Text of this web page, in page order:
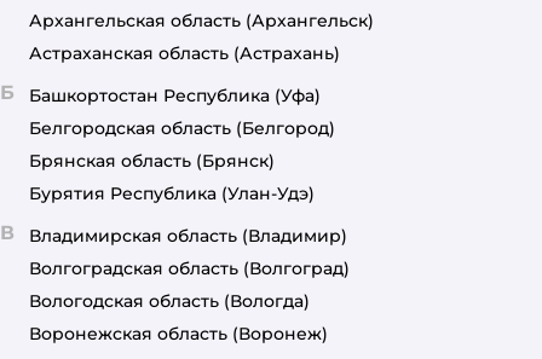
Архангельская область (Архангельск)
Астраханская область (Астрахань)
Б Башкортостан Республика (Уфа)
Белгородская область (Белгород)
Брянская область (Брянск)
Бурятия Республика (Улан-Удэ)
В Владимирская область (Владимир)
Волгоградская область (Волгоград)
Вологодская область (Вологда)
Воронежская область (Воронеж)